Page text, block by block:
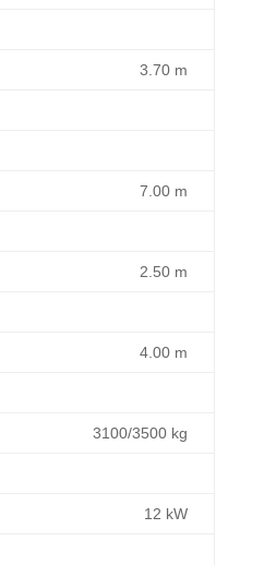
3.70 m
7.00 m
2.50 m
4.00 m
3100/3500 kg
12 kW